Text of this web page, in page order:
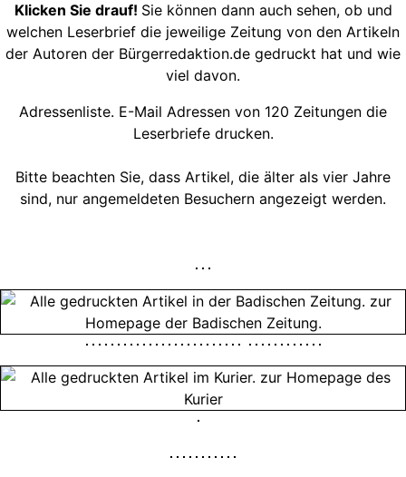
Klicken Sie drauf! Sie können dann auch sehen, ob und
welchen Leserbrief die jeweilige Zeitung von den Artikeln
der Autoren der Bürgerredaktion.de gedruckt hat und wie
viel davon.
Adressenliste. E-Mail Adressen von 120 Zeitungen die
Leserbriefe drucken.
Bitte beachten Sie, dass Artikel, die älter als vier Jahre
sind, nur angemeldeten Besuchern angezeigt werden.